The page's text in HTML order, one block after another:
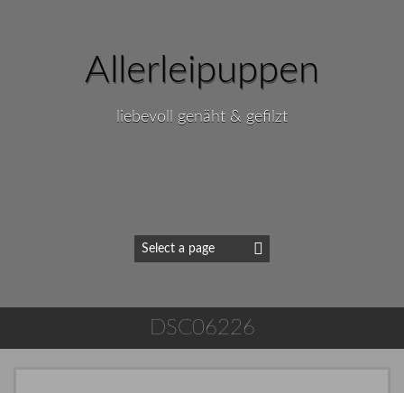
Allerleipuppen
liebevoll genäht & gefilzt
DSC06226